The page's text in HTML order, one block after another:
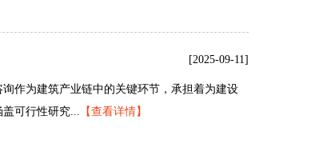
[2025-09-11]
作为建筑产业链中的关键环节，承担着为建设
可行性研究... 【查看详情】